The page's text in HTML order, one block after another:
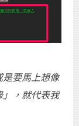
是要馬上想像
」，就代表我